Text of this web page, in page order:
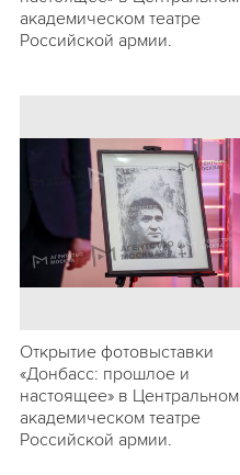
академическом театре
Российской армии.
Открытие фотовыставки
«Донбасс: прошлое и
настоящее» в Центральном
академическом театре
Российской армии.